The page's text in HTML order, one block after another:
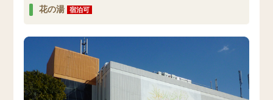
花の湯 宿泊可